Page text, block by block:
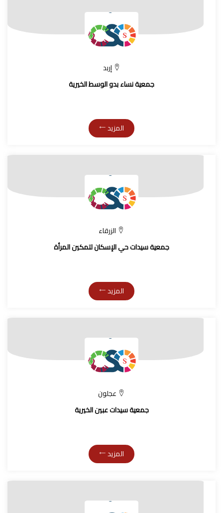
إربد
جمعية نساء بدو الوسط الخيرية
المزيد
الزرقاء
جمعية سيدات حي الإسكان لتمكين المرأة
المزيد
عجلون
جمعية سيدات عبين الخيرية
المزيد